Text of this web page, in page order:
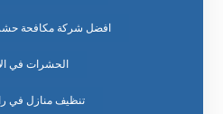
افضل شركة مكافحة
الحشرات في
تنظيف منازل في